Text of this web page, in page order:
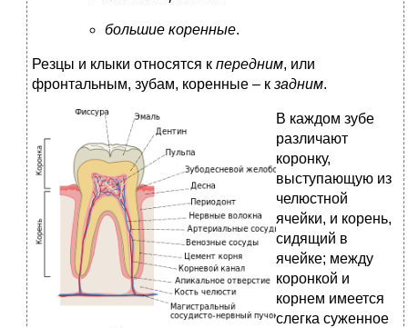
большие коренные.
Резцы и клыки относятся к передним, или
фронтальным, зубам, коренные – к задним.
В каждом зубе
различают
коронку,
выступающую из
челюстной
ячейки, и корень,
сидящий в
ячейке; между
коронкой и
корнем имеется
слегка суженное